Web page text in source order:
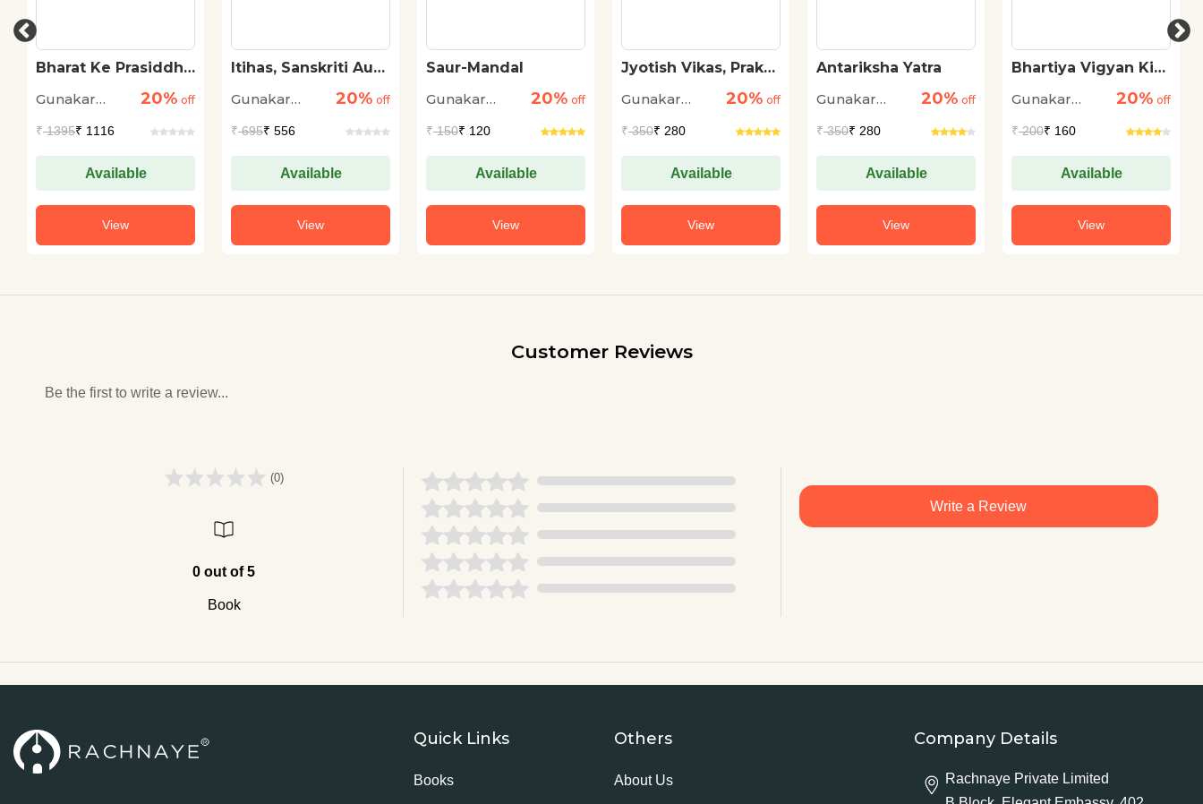
Bharat Ke Prasiddha
Gunakar
20% off
₹1395₹ 1116
Available
View
Itihas, Sanskriti Aur
Gunakar
20% off
₹695₹ 556
Available
View
Saur-Mandal
Gunakar
20% off
₹150₹ 120
Available
View
Jyotish Vikas, Prakar
Gunakar
20% off
₹350₹ 280
Available
View
Antariksha Yatra
Gunakar
20% off
₹350₹ 280
Available
View
Bhartiya Vigyan Ki
Gunakar
20% off
₹200₹ 160
Available
View
Customer Reviews
Be the first to write a review...
(0)
0 out of 5
Book
Write a Review
Quick Links
Books
Others
About Us
Company Details
Rachnaye Private Limited